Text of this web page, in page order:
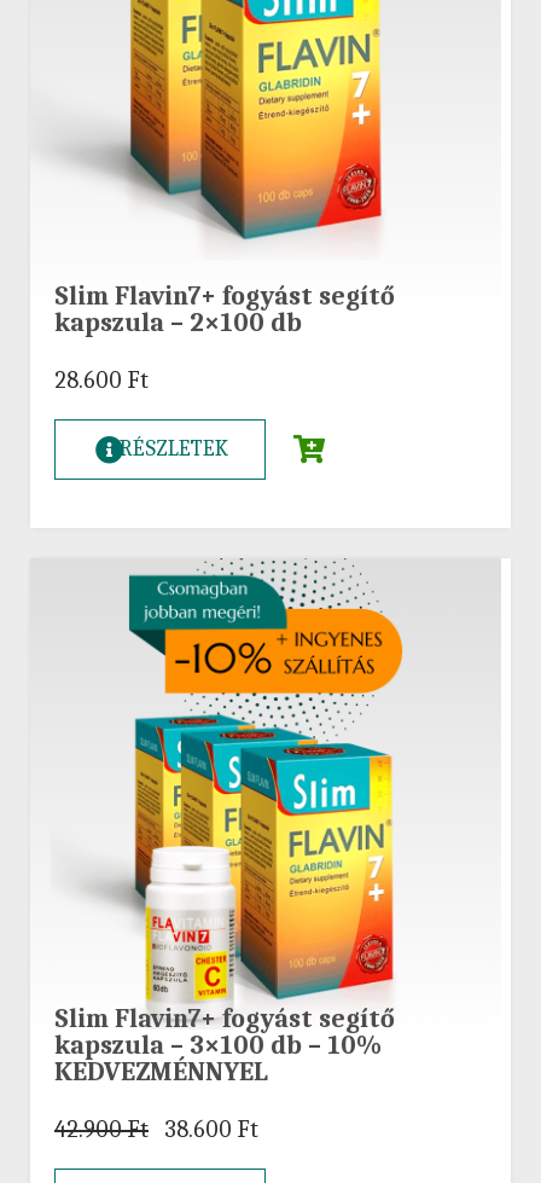
Slim Flavin7+ fogyást segítő
kapszula – 2×100 db
28.600 Ft
RÉSZLETEK
Slim Flavin7+ fogyást segítő
kapszula – 3×100 db – 10%
KEDVEZMÉNNYEL
42.900Ft 38.600 Ft